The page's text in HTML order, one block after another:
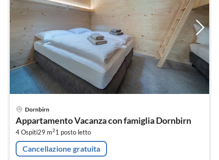
Dornbirn
Appartamento Vacanza con famiglia Dornbirn
4 Ospiti29 m21 posto letto
Cancellazione gratuita